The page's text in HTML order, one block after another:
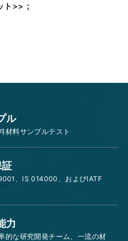
ト>>；
ル
材料サンプルテスト
、IS 014000、およびIATF
力
的な研究開発チーム、一流の材